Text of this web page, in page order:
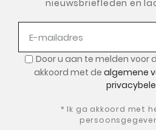
nieuwsbriefleden en
Door u aan te melden voor
akkoord met de algemene
* Ik ga akkoord met